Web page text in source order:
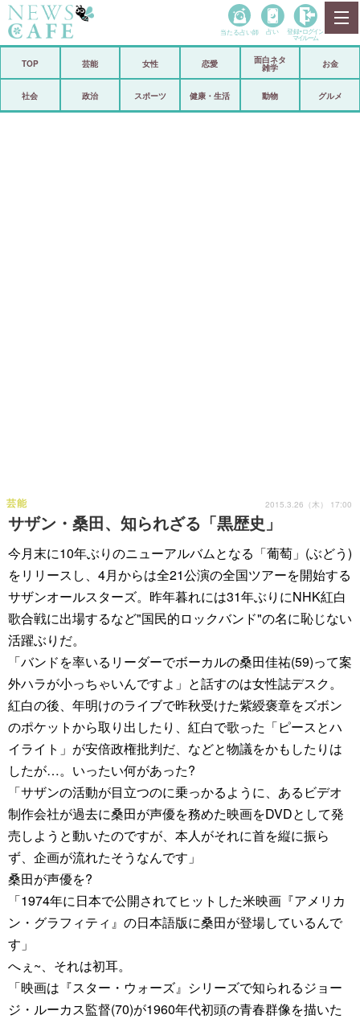
政治
当たる占い師 占い 登録• ログイン
マイルーム
TOP 芸能 女性 恋愛
面白ネタ
雑学
お金
社会 政治 スポーツ 健康・生活 動物 グルメ
サザン・桑田、知られざる「黒歴史」
芸能 2015.3.26（木） 17:00
今月末に10年ぶりのニューアルバムとなる「葡萄」(ぶどう)
をリリースし、4月からは全21公演の全国ツアーを開始する
サザンオールスターズ。昨年暮れには31年ぶりにNHK紅白
歌合戦に出場するなど"国民的ロックバンド"の名に恥じない
活躍ぶりだ。
「バンドを率いるリーダーでボーカルの桑田佳祐(59)って案
外ハラが小っちゃいんですよ」と話すのは女性誌デスク。
紅白の後、年明けのライブで昨秋受けた紫綬褒章をズボン
のポケットから取り出したり、紅白で歌った「ピースとハ
イライト」が安倍政権批判だ、などと物議をかもしたりは
したが…。いったい何があった?
「サザンの活動が目立つのに乗っかるように、あるビデオ
制作会社が過去に桑田が声優を務めた映画をDVDとして発
売しようと動いたのですが、本人がそれに首を縦に振ら
ず、企画が流れたそうなんです」
桑田が声優を?
「1974年に日本で公開されてヒットした米映画『アメリカ
ン・グラフィティ』の日本語版に桑田が登場しているんで
す」
へぇ~、それは初耳。
「映画は『スター・ウォーズ』シリーズで知られるジョー
ジ・ルーカス監督(70)が1960年代初頭の青春群像を描いた